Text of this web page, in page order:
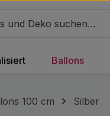
Ballons
100 cm
Silber